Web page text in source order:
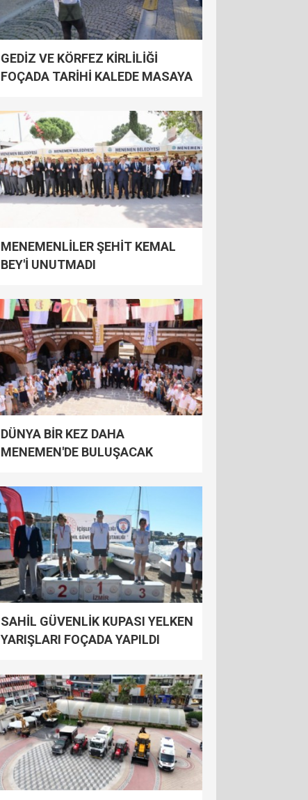
GEDİZ VE KÖRFEZ KİRLİLİĞİ
FOÇADA TARİHİ KALEDE MASAYA
MENEMENLİLER ŞEHİT KEMAL
BEY'İ UNUTMADI
DÜNYA BİR KEZ DAHA
MENEMEN'DE BULUŞACAK
SAHİL GÜVENLİK KUPASI YELKEN
YARIŞLARI FOÇADA YAPILDI